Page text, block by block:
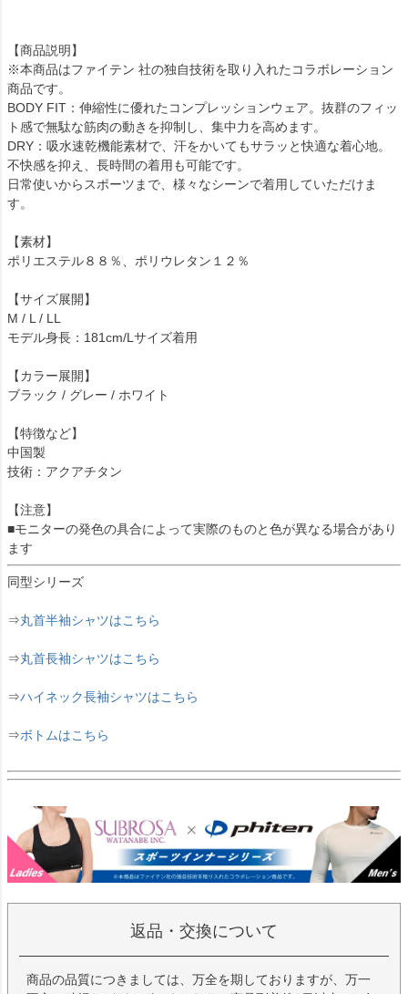
【商品説明】
※本商品はファイテン 社の独自技術を取り入れたコラボレーション
商品です。
BODY FIT：伸縮性に優れたコンプレッションウェア。抜群のフィッ
ト感で無駄な筋肉の動きを抑制し、集中力を高めます。
DRY：吸水速乾機能素材で、汗をかいてもサラッと快適な着心地。
不快感を抑え、長時間の着用も可能です。
日常使いからスポーツまで、様々なシーンで着用していただけま
す。
【素材】
ポリエステル８８％、ポリウレタン１２％
【サイズ展開】
M / L / LL
モデル身長：181cm/Lサイズ着用
【カラー展開】
ブラック / グレー / ホワイト
【特徴など】
中国製
技術：アクアチタン
【注意】
■モニターの発色の具合によって実際のものと色が異なる場合があり
ます
同型シリーズ
⇒丸首半袖シャツはこちら
⇒丸首長袖シャツはこちら
⇒ハイネック長袖シャツはこちら
⇒ボトムはこちら
返品・交換について
商品の品質につきましては、万全を期しておりますが、万一